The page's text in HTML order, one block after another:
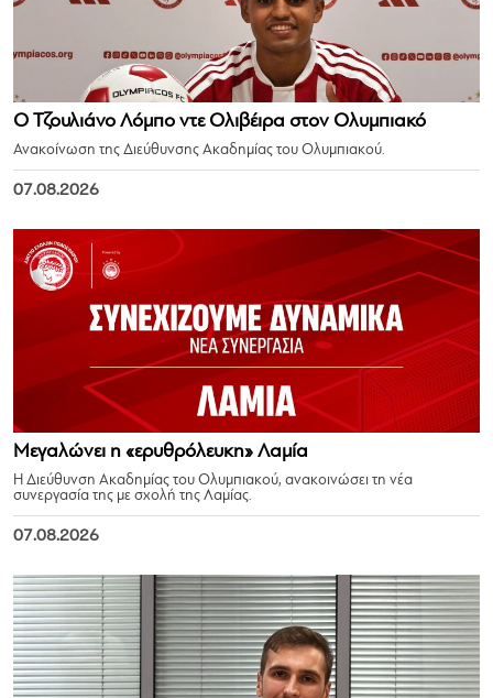
Ο Τζουλιάνο Λόμπο ντε Ολιβέιρα στον Ολυμπιακό
Ανακοίνωση της Διεύθυνσης Ακαδημίας του Ολυμπιακού.
07.08.2026
Μεγαλώνει η «ερυθρόλευκη» Λαμία
Η Διεύθυνση Ακαδημίας του Ολυμπιακού, ανακοινώσει τη νέα
συνεργασία της με σχολή της Λαμίας.
07.08.2026